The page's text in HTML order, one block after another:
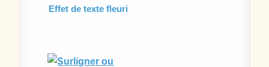
Effet de texte fleuri